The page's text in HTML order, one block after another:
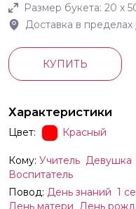
Размер букета: 20 х
Доставка в пределах
КУПИТЬ
Характеристики
Цвет: Красный
Кому: Учитель Девушка
Воспитатель
Повод: День знаний 1
День матери День